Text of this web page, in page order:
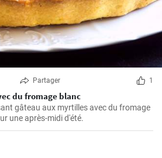
Partager 1
du fromage blanc
gâteau aux myrtilles avec du fromage
une après-midi d'été.